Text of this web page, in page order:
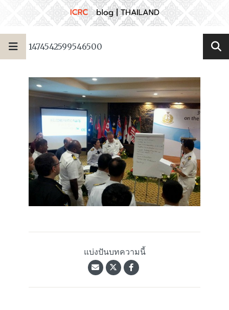
1474542599546500
แบ่งปันบทความนี้